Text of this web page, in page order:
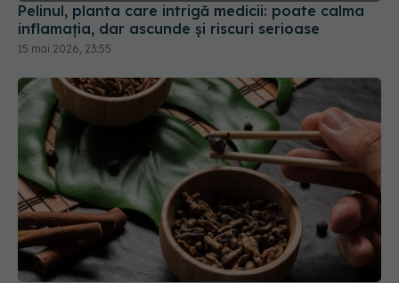
Pelinul, planta care intrigă medicii: poate calma
inflamația, dar ascunde și riscuri serioase
15 mai 2026, 23:55